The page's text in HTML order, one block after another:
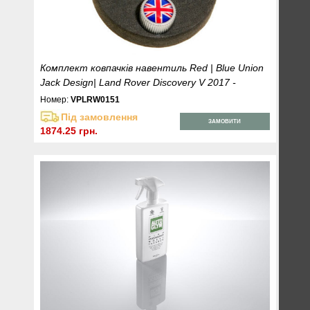
Комплект ковпачків навентиль Red | Blue Union
Jack Design| Land Rover Discovery V 2017 -
Номер:VPLRW0151
Під замовлення
1874.25 грн.
ЗАМОВИТИ